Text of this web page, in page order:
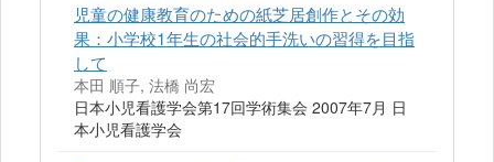
児童の健康教育のための紙芝居創作とその効
果：小学校1年生の社会的手洗いの習得を目指
して
本田 順子, 法橋 尚宏
日本小児看護学会第17回学術集会 2007年7月 日
本小児看護学会